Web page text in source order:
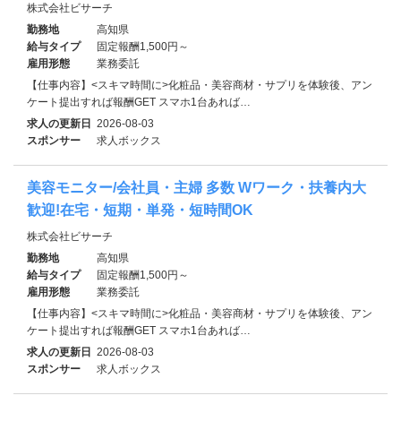
株式会社ビサーチ
勤務地
高知県
給与タイプ
固定報酬1,500円～
雇用形態
業務委託
【仕事内容】<スキマ時間に>化粧品・美容商材・サプリを体験後、アン
ケート提出すれば報酬GET スマホ1台あれば…
求人の更新日 2026-08-03
スポンサー
求人ボックス
美容モニター/会社員・主婦 多数 Wワーク・扶養内大
歓迎!在宅・短期・単発・短時間OK
株式会社ビサーチ
勤務地
高知県
給与タイプ
固定報酬1,500円～
雇用形態
業務委託
【仕事内容】<スキマ時間に>化粧品・美容商材・サプリを体験後、アン
ケート提出すれば報酬GET スマホ1台あれば…
求人の更新日 2026-08-03
スポンサー
求人ボックス